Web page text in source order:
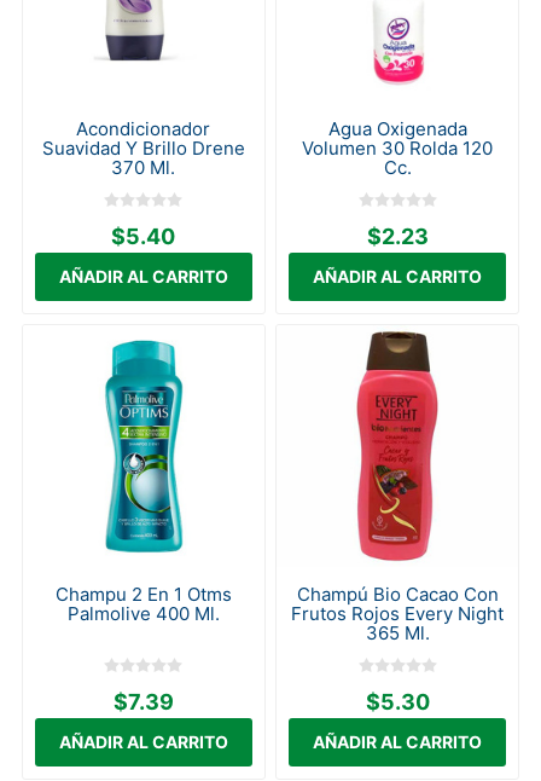
Acondicionador
Suavidad Y Brillo Drene
370 Ml.
$5.40
Agua Oxigenada
Volumen 30 Rolda 120
Cc.
$2.23
Champu 2 En 1 Otms
Palmolive 400 Ml.
$7.39
Champú Bio Cacao Con
Frutos Rojos Every Night
365 Ml.
$5.30